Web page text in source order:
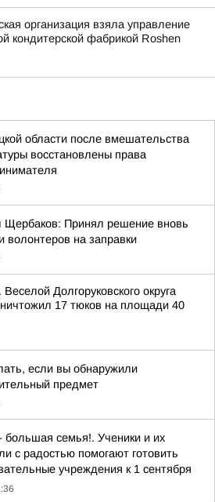
организация взяла управление
кондитерской фабрикой Roshen
области после вмешательства
восстановлены права
Щербаков: Принял решение вновь
волонтеров на заправки
Долгоруковского округа
17 тюков на площади 40
если вы обнаружили
предмет
большая семья!. Ученики и их
с радостью помогают готовить
учреждения к 1 сентября